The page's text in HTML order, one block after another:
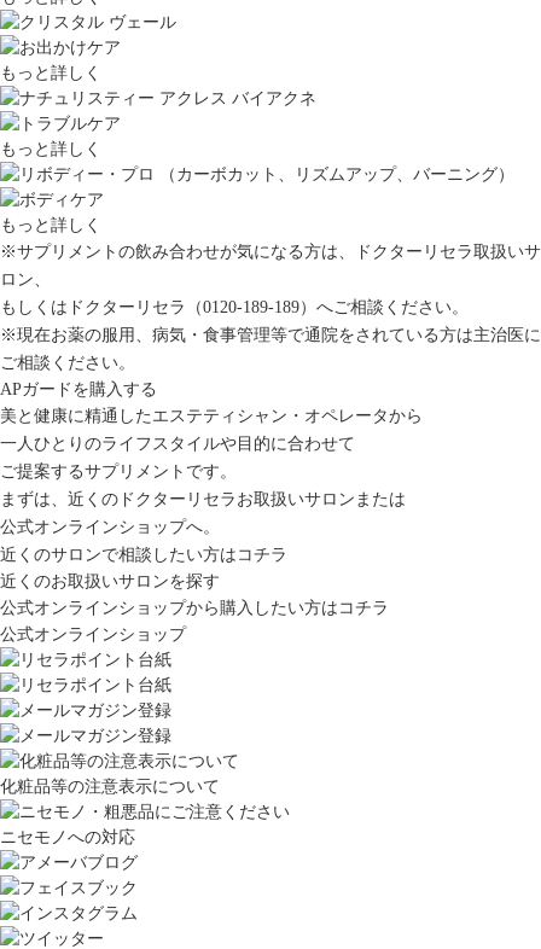
もっと詳しく
もっと詳しく
もっと詳しく
※サプリメントの飲み合わせが気になる方は、ドクターリセラ取扱いサ
ロン、
もしくはドクターリセラ
（0120-189-189） へご相談ください。
※現在お薬の服用、病気・食事管理等で通院をされている方は主治医に
ご相談ください。
APガードを購入する
美と健康に精通したエステティシャン・オペレータから
一人ひとりのライフスタイルや目的に合わせて
ご提案するサプリメントです。
まずは、近くのドクターリセラお取扱いサロンまたは
公式オンラインショップへ。
近くのサロンで相談したい方はコチラ
近くのお取扱いサロンを探す
公式オンラインショップから購入したい方はコチラ
公式オンラインショップ
化粧品等の注意表示について
ニセモノへの対応